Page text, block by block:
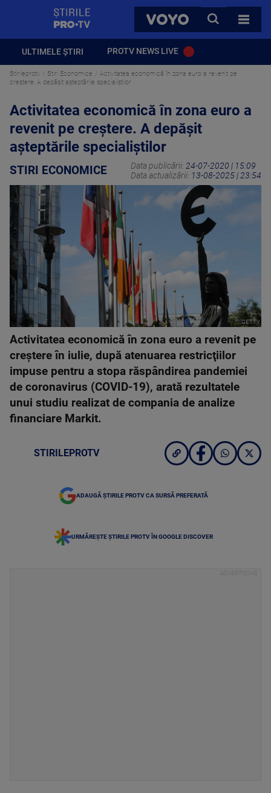
VOYO
CAUTA
TOATE
ULTIMELE ȘTIRI PROTV NEWS LIVE
Stirileprotv Stiri Economice
Activitatea economică în zona euro a revenit pe
creștere. A depășit așteptările specialiștilor
Activitatea economică în zona euro a
revenit pe creștere. A depășit
așteptările specialiștilor
STIRI ECONOMICE Data publicării: 24-07-2020 | 15:09
Data actualizării: 13-08-2025 | 23:54
GETTY
Activitatea economică în zona euro a revenit pe
creştere în iulie, după atenuarea restricţiilor
impuse pentru a stopa răspândirea pandemiei
de coronavirus (COVID-19), arată rezultatele
unui studiu realizat de compania de analize
financiare Markit.
STIRILEPROTV
ADAUGĂ ȘTIRILE PROTV CA SURSĂ PREFERATĂ
URMĂREȘTE ȘTIRILE PROTV ÎN GOOGLE DISCOVER